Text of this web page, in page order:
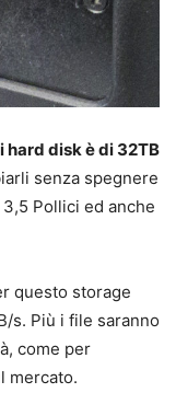
disk è di 32TB
senza spegnere
Pollici ed anche
questo storage
s. Più i file saranno
come per
mercato.